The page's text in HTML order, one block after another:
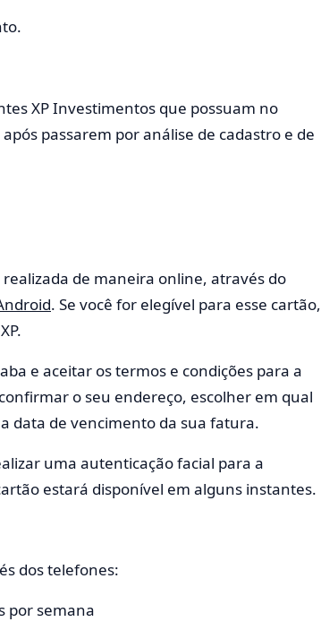
XP Investimentos que possuam no
passarem por análise de cadastro e de
de maneira online, através do
. Se você for elegível para esse cartão,
e aceitar os termos e condições para a
o seu endereço, escolher em qual
data de vencimento da sua fatura.
uma autenticação facial para a
estará disponível em alguns instantes.
dos telefones:
por semana